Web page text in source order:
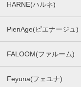
HARNE(ハルネ)
PienAge(ピエナージュ)
FALOOM(ファルーム)
Feyuna(フェユナ)